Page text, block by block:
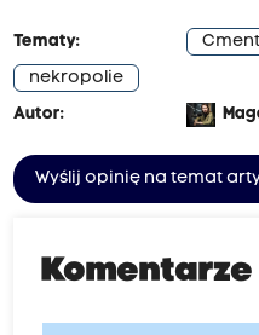
Tematy:
nekropolie
Autor:
Wyślij opinię na temat
Komentarze